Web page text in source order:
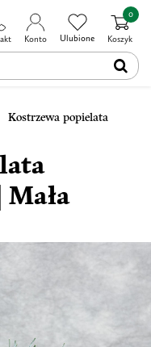
Konto Ulubione Koszyk
0
Kostrzewa popielata